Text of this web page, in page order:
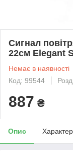
Cигнал
22см Elegant
Немає в наявності
Код: 99544
887 ₴
Опис